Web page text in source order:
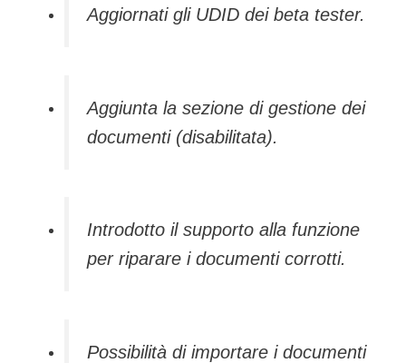
Aggiornati gli UDID dei beta tester.
Aggiunta la sezione di gestione dei
documenti (disabilitata).
Introdotto il supporto alla funzione
per riparare i documenti corrotti.
Possibilità di importare i documenti